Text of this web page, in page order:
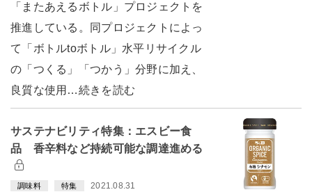
「またあえるボトル」プロジェクトを
推進している。同プロジェクトによっ
て「ボトルtoボトル」水平リサイクル
の「つくる」「つかう」分野に加え、
良質な使用…続きを読む
サステナビリティ特集：エスビー食
品 香辛料など持続可能な調達進める
調味料 特集 2021.08.31